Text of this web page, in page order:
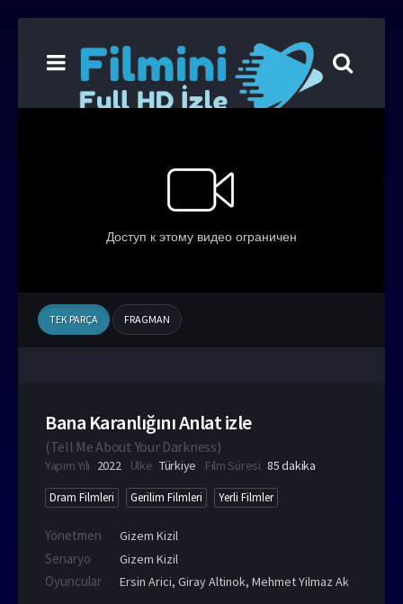
TEK PARÇA FRAGMAN
Bana Karanlığını Anlat izle
(Tell Me About Your Darkness)
Yapım Yılı 2022 Ülke Türkiye Film Süresi 85 dakika
Dram Filmleri Gerilim Filmleri Yerli Filmler
Yönetmen Gizem Kizil
Senaryo Gizem Kizil
Oyuncular Ersin Arici, Giray Altinok, Mehmet Yilmaz Ak